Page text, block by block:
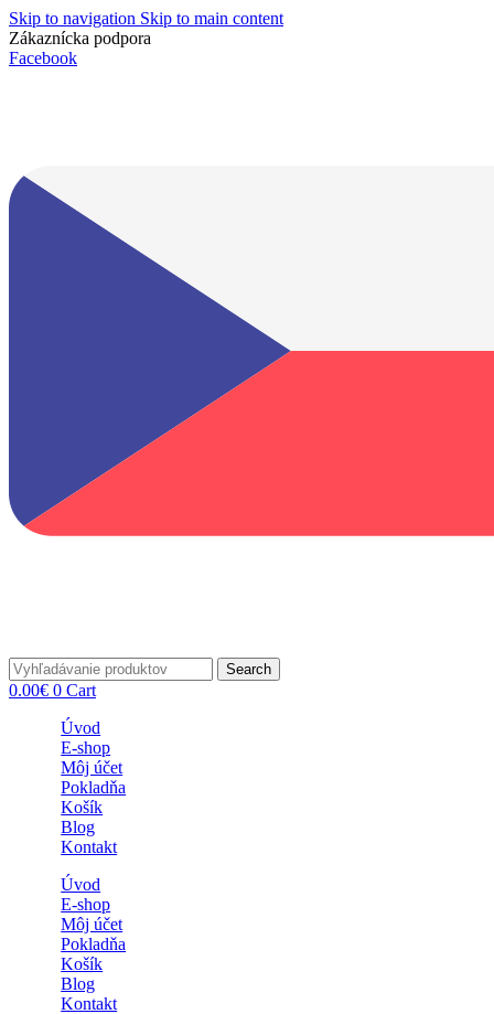
Skip to navigation Skip to main content
Zákaznícka podpora
Facebook
Search
0.00€ 0 Cart
Úvod
E-shop
Môj účet
Pokladňa
Košík
Blog
Kontakt
Úvod
E-shop
Môj účet
Pokladňa
Košík
Blog
Kontakt